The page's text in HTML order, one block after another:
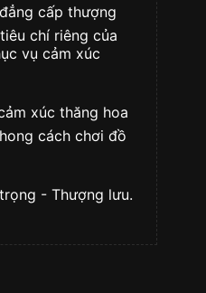
cấp thượng
chí riêng của
vụ cảm xúc
xúc thăng hoa
cách chơi đồ
- Thượng lưu.